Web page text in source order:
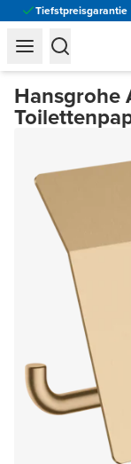
Tiefstpreisgarantie
Hansgrohe